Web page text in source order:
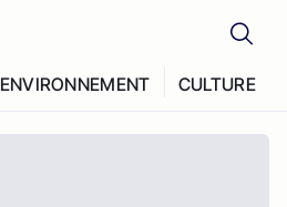
ENVIRONNEMENT CULTURE